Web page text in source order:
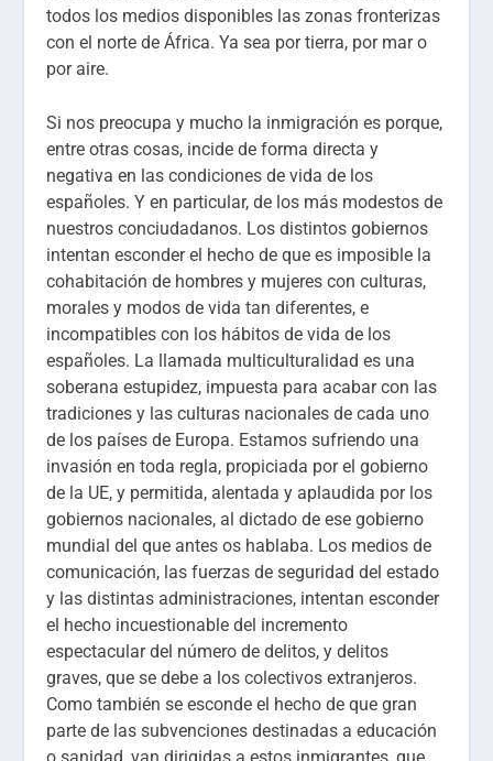
todos los medios disponibles las zonas fronterizas
con el norte de África. Ya sea por tierra, por mar o
por aire.
Si nos preocupa y mucho la inmigración es porque,
entre otras cosas, incide de forma directa y
negativa en las condiciones de vida de los
españoles. Y en particular, de los más modestos de
nuestros conciudadanos. Los distintos gobiernos
intentan esconder el hecho de que es imposible la
cohabitación de hombres y mujeres con culturas,
morales y modos de vida tan diferentes, e
incompatibles con los hábitos de vida de los
españoles. La llamada multiculturalidad es una
soberana estupidez, impuesta para acabar con las
tradiciones y las culturas nacionales de cada uno
de los países de Europa. Estamos sufriendo una
invasión en toda regla, propiciada por el gobierno
de la UE, y permitida, alentada y aplaudida por los
gobiernos nacionales, al dictado de ese gobierno
mundial del que antes os hablaba. Los medios de
comunicación, las fuerzas de seguridad del estado
y las distintas administraciones, intentan esconder
el hecho incuestionable del incremento
espectacular del número de delitos, y delitos
graves, que se debe a los colectivos extranjeros.
Como también se esconde el hecho de que gran
parte de las subvenciones destinadas a educación